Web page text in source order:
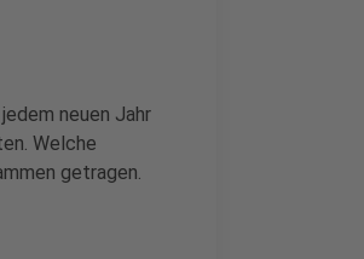
neuen Jahr
Welche
getragen.